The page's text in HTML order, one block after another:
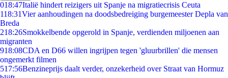
018:47Italië hindert reizigers uit Spanje na migratiecrisis Ceuta
118:31Vier aanhoudingen na doodsbedreiging burgemeester Depla van
Breda
218:26Smokkelbende opgerold in Spanje, verdienden miljoenen aan
migranten
918:08CDA en D66 willen ingrijpen tegen 'gluurbrillen' die mensen
ongemerkt filmen
517:56Benzineprijs daalt verder, onzekerheid over Straat van Hormuz